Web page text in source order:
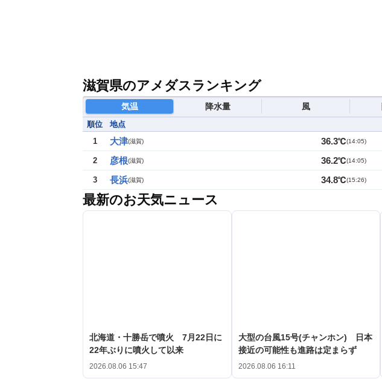
滋賀県のアメダスランキング
気温 降水量 風
順位 地点
1
大津(滋賀) 36.3℃(14:05)
2 彦根(滋賀) 36.2℃(14:05)
3 長浜(滋賀) 34.8℃(15:26)
最新のお天気ニュース
北海道・十勝岳で噴火 7月22日に
22年ぶりに噴火して以来
2026.08.06 15:47
大型の台風15号(チャンホン) 日本
接近の可能性も進路は定まらず
2026.08.06 16:11